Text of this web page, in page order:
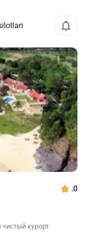
.0
чистый курорт